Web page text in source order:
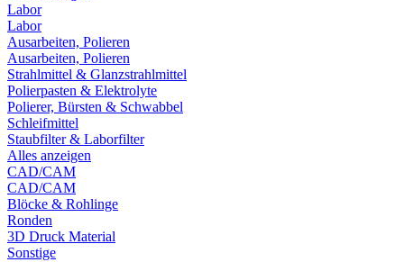
Labor
Labor
Ausarbeiten, Polieren
Ausarbeiten, Polieren
Strahlmittel & Glanzstrahlmittel
Polierpasten & Elektrolyte
Polierer, Bürsten & Schwabbel
Schleifmittel
Staubfilter & Laborfilter
Alles anzeigen
CAD/CAM
CAD/CAM
Blöcke & Rohlinge
Ronden
3D Druck Material
Sonstige